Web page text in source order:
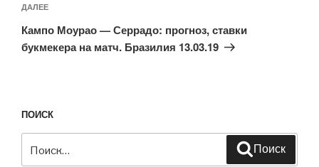
Следующая
запись
ДАЛЕЕ
Кампо Моурао — Серрадо: прогноз, ставки
букмекера на матч. Бразилия 13.03.19
ПОИСК
Поиск